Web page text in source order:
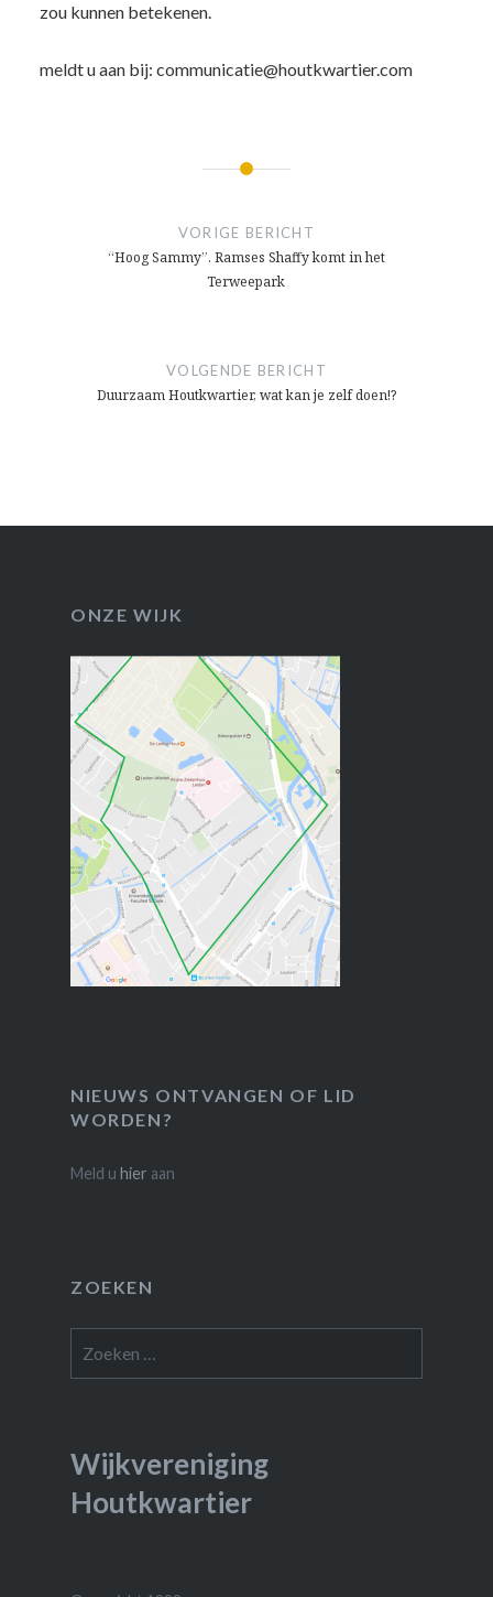
zou kunnen betekenen.
meldt u aan bij: communicatie@houtkwartier.com
VORIGE BERICHT
“Hoog Sammy”. Ramses Shaffy komt in het
Terweepark
VOLGENDE BERICHT
Duurzaam Houtkwartier, wat kan je zelf doen!?
ONZE WIJK
NIEUWS ONTVANGEN OF LID
WORDEN?
Meld u hier aan
ZOEKEN
naar:
Wijkvereniging
Houtkwartier